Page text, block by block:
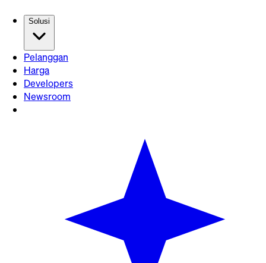
Solusi
Pelanggan
Harga
Developers
Newsroom